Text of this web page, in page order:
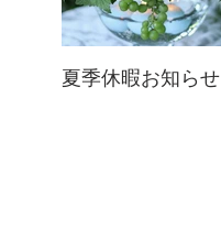
夏季休暇お知らせ